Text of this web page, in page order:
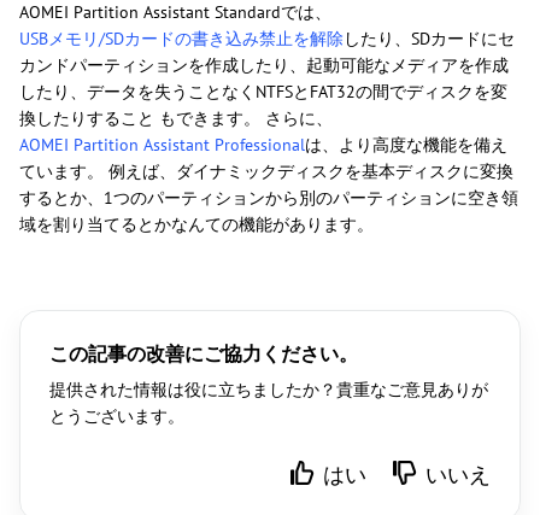
AOMEI Partition Assistant Standardでは、
USBメモリ/SDカードの書き込み禁止を解除 したり、SDカードにセ
カンドパーティションを作成したり、起動可能なメディアを作成
したり、データを失うことなくNTFSとFAT32の間でディスクを変
換したりすること もできます。 さらに、
AOMEI Partition Assistant Professionalは、より高度な機能を備え
ています。 例えば、ダイナミックディスクを基本ディスクに変換
するとか、1つのパーティションから別のパーティションに空き領
域を割り当てるとかなんての機能があります。
この記事の改善にご協力ください。
提供された情報は役に立ちましたか？貴重なご意見ありが
とうございます。
はい いいえ